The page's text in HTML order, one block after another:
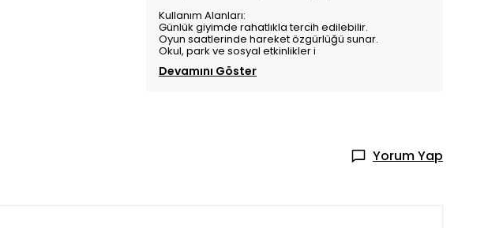
Kullanım Alanları:
Günlük giyimde rahatlıkla tercih edilebilir.
Oyun saatlerinde hareket özgürlüğü sunar.
Okul, park ve sosyal etkinlikler i
Devamını Göster
Yorum Yap